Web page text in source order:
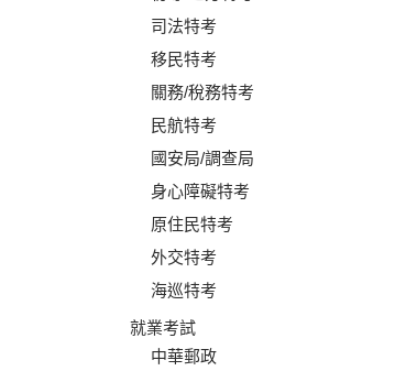
司法特考
移民特考
關務/稅務特考
民航特考
國安局/調查局
身心障礙特考
原住民特考
外交特考
海巡特考
就業考試
中華郵政